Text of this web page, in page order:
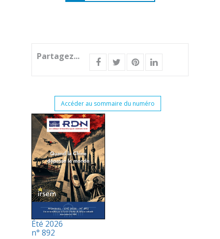
Partagez...
Accéder au sommaire du numéro
Été 2026
n° 892